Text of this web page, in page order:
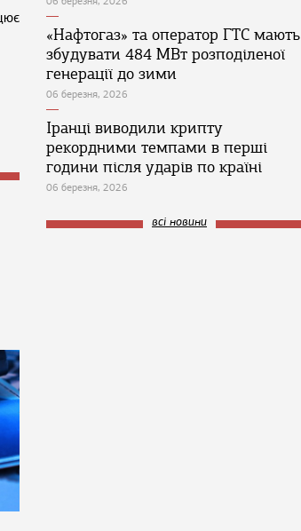
«Нафтогаз» та оператор ГТС мають
збудувати 484 МВт розподіленої
генерації до зими
06 березня, 2026
Іранці виводили крипту
рекордними темпами в перші
години після ударів по країні
06 березня, 2026
всі новини